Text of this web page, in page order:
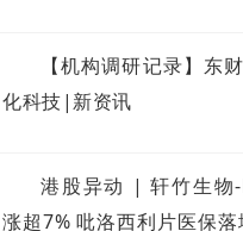
【机构调研记录】东
化科技|新资讯
港股异动 | 轩竹生物-
涨超7% 吡洛西利片医保